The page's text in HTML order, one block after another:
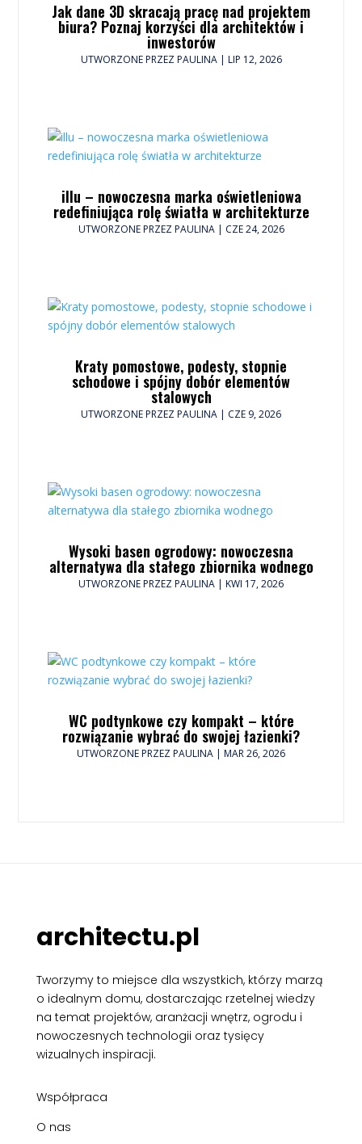
Jak dane 3D skracają pracę nad projektem
biura? Poznaj korzyści dla architektów i
inwestorów
UTWORZONE PRZEZPAULINA| LIP 12, 2026
illu – nowoczesna marka oświetleniowa
redefiniująca rolę światła w architekturze
UTWORZONE PRZEZPAULINA| CZE 24, 2026
Kraty pomostowe, podesty, stopnie
schodowe i spójny dobór elementów
stalowych
UTWORZONE PRZEZPAULINA | CZE 9, 2026
Wysoki basen ogrodowy: nowoczesna
alternatywa dla stałego zbiornika wodnego
UTWORZONE PRZEZPAULINA | KWI 17, 2026
WC podtynkowe czy kompakt – które
rozwiązanie wybrać do swojej łazienki?
UTWORZONE PRZEZPAULINA | MAR 26, 2026
architectu.pl
Tworzymy to miejsce dla wszystkich, którzy marzą
o idealnym domu, dostarczając rzetelnej wiedzy
na temat projektów, aranżacji wnętrz, ogrodu i
nowoczesnych technologii oraz tysięcy
wizualnych inspiracji.
Współpraca
O nas